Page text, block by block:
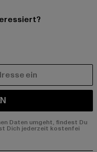
Daten umgeht, findest Du
Dich jederzeit kostenfei